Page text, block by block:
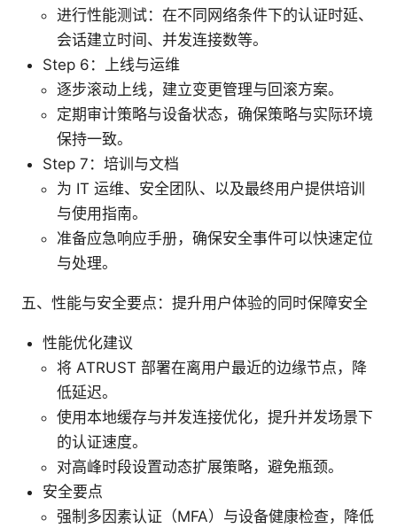
进行性能测试：在不同网络条件下的认证时延、
会话建立时间、并发连接数等。
Step 6：上线与运维
逐步滚动上线，建立变更管理与回滚方案。
定期审计策略与设备状态，确保策略与实际环境
保持一致。
Step 7：培训与文档
为 IT 运维、安全团队、以及最终用户提供培训
与使用指南。
准备应急响应手册，确保安全事件可以快速定位
与处理。
五、性能与安全要点：提升用户体验的同时保障安全
性能优化建议
将 ATRUST 部署在离用户最近的边缘节点，降
低延迟。
使用本地缓存与并发连接优化，提升并发场景下
的认证速度。
对高峰时段设置动态扩展策略，避免瓶颈。
安全要点
强制多因素认证（MFA）与设备健康检查，降低